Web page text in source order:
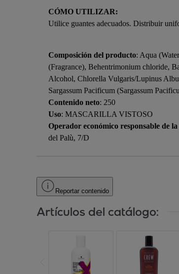
CÓMO UTILIZAR:
Utilice guantes adecuados. Distribuir
Composición del producto: Aqua
(Fragrance), Behentrimonium chloride,
Alcohol, Chlorella Vulgaris/Lupinus
Sargassum Pacificum (Sargassum
Contenido neto: 250
Uso: MASCARILLA VISTOSO
Operador económico responsable de
del Palù, 7/D
Reportar contenido
Artículos del catálogo: